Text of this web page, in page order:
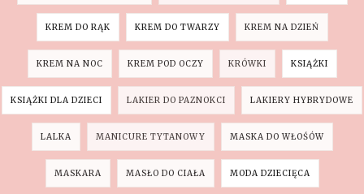
KREM DO RĄK KREM DO TWARZY KREM NA DZIEŃ
KREM NA NOC KREM POD OCZY KRÓWKI KSIĄŻKI
KSIĄŻKI DLA DZIECI LAKIER DO PAZNOKCI LAKIERY HYBRYDOWE
LALKA MANICURE TYTANOWY MASKA DO WŁOŚÓW
MASKARA MASŁO DO CIAŁA MODA DZIECIĘCA